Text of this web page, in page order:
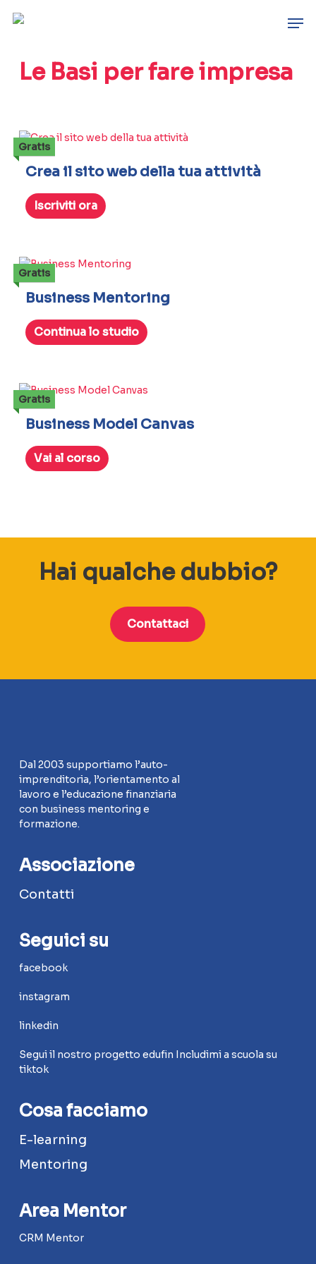
contentLe Basi per fare impresa
Gratis
Crea il sito web della tua attività
Iscriviti ora
Gratis
Business Mentoring
Continua lo studio
Gratis
Business Model Canvas
Vai al corso
Hai qualche dubbio?
Contattaci
Dal 2003 supportiamo l’auto-
imprenditoria, l’orientamento al
lavoro e l’educazione finanziaria
con business mentoring e
formazione.
Associazione
Contatti
Seguici su
facebook
instagram
linkedin
Segui il nostro progetto edufin Includimi a scuola su
tiktok
Cosa facciamo
E-learning
Mentoring
Area Mentor
CRM Mentor